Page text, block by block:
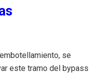
se
este tramo del bypass